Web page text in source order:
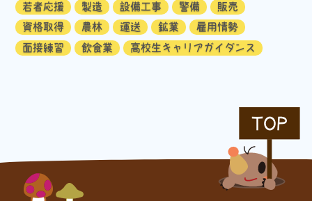
若者応援
製造 設備工事 警備
販売
資格取得
農林 運送 鉱業
雇用情勢
面接練習
飲食業 高校生キャリアガイダンス
TOP